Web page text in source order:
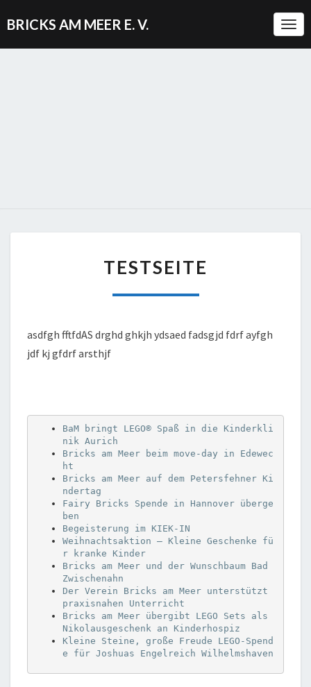
BRICKS AM MEER E. V.
TESTSEITE
asdfgh fftfdAS drghd ghkjh ydsaed fadsgjd fdrf ayfgh
jdf kj gfdrf arsthjf
BaM bringt LEGO® Spaß in die Kinderkli
nik Aurich
Bricks am Meer beim move-day in Edewec
ht
Bricks am Meer auf dem Petersfehner Ki
ndertag
Fairy Bricks Spende in Hannover überge
ben
Begeisterung im KIEK-IN
Weihnachtsaktion – Kleine Geschenke fü
r kranke Kinder
Bricks am Meer und der Wunschbaum Bad
Zwischenahn
Der Verein Bricks am Meer unterstützt
praxisnahen Unterricht
Bricks am Meer übergibt LEGO Sets als
Nikolausgeschenk an Kinderhospiz
Kleine Steine, große Freude LEGO-Spend
e für Joshuas Engelreich Wilhelmshaven